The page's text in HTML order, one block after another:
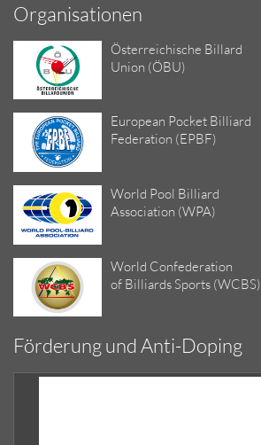
Organisationen
Österreichische Billard
Union (ÖBU)
European Pocket Billiard
Federation (EPBF)
World Pool Billiard
Association (WPA)
World Confederation
of Billiards Sports (WCBS)
Förderung und Anti-Doping